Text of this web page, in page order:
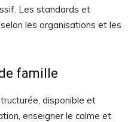
Les standards et
les organisations et les
famille
disponible et
enseigner le calme et